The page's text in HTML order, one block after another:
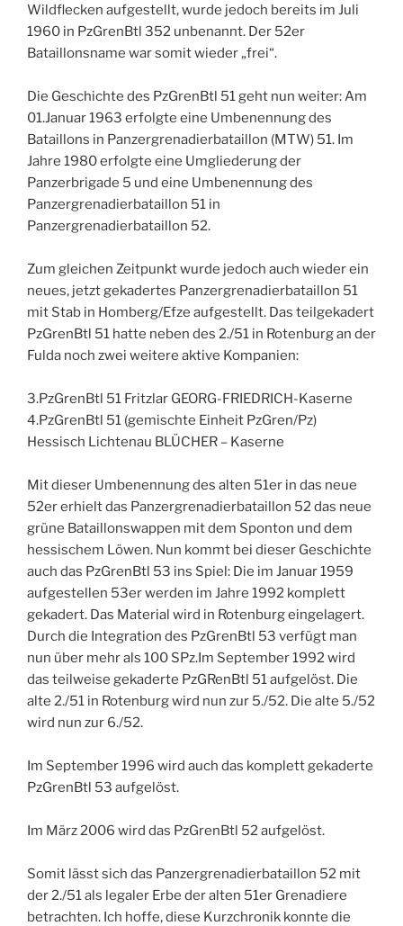
Wildflecken aufgestellt, wurde jedoch bereits im Juli
1960 in PzGrenBtl 352 unbenannt. Der 52er
Bataillonsname war somit wieder „frei“.
Die Geschichte des PzGrenBtl 51 geht nun weiter: Am
01.Januar 1963 erfolgte eine Umbenennung des
Bataillons in Panzergrenadierbataillon (MTW) 51. Im
Jahre 1980 erfolgte eine Umgliederung der
Panzerbrigade 5 und eine Umbenennung des
Panzergrenadierbataillon 51 in
Panzergrenadierbataillon 52.
Zum gleichen Zeitpunkt wurde jedoch auch wieder ein
neues, jetzt gekadertes Panzergrenadierbataillon 51
mit Stab in Homberg/Efze aufgestellt. Das teilgekadert
PzGrenBtl 51 hatte neben des 2./51 in Rotenburg an der
Fulda noch zwei weitere aktive Kompanien:
3.PzGrenBtl 51 Fritzlar GEORG-FRIEDRICH-Kaserne
4.PzGrenBtl 51 (gemischte Einheit PzGren/Pz)
Hessisch Lichtenau BLÜCHER – Kaserne
Mit dieser Umbenennung des alten 51er in das neue
52er erhielt das Panzergrenadierbataillon 52 das neue
grüne Bataillonswappen mit dem Sponton und dem
hessischem Löwen. Nun kommt bei dieser Geschichte
auch das PzGrenBtl 53 ins Spiel: Die im Januar 1959
aufgestellen 53er werden im Jahre 1992 komplett
gekadert. Das Material wird in Rotenburg eingelagert.
Durch die Integration des PzGrenBtl 53 verfügt man
nun über mehr als 100 SPz.Im September 1992 wird
das teilweise gekaderte PzGRenBtl 51 aufgelöst. Die
alte 2./51 in Rotenburg wird nun zur 5./52. Die alte 5./52
wird nun zur 6./52.
Im September 1996 wird auch das komplett gekaderte
PzGrenBtl 53 aufgelöst.
Im März 2006 wird das PzGrenBtl 52 aufgelöst.
Somit lässt sich das Panzergrenadierbataillon 52 mit
der 2./51 als legaler Erbe der alten 51er Grenadiere
betrachten. Ich hoffe, diese Kurzchronik konnte die